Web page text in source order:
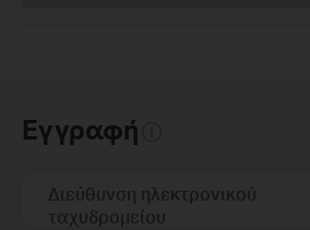
Εγγραφή
Διεύθυνση ηλεκτρονικού
ταχυδρομείου